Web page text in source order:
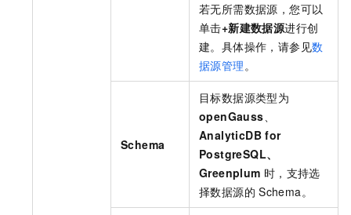
若无所需数据源，您可以
单击+新建数据源进行创
建。具体操作，请参见数
据源管理。
Schema
目标数据源类型为
openGauss、
AnalyticDB for
PostgreSQL、
Greenplum 时，支持选
择数据源的 Schema。